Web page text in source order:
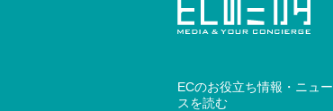
ECのお役立ち情報・ニュー
スを読む